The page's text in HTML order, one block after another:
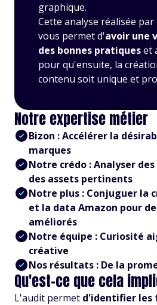
graphique.
Cette analyse réalisée
vous permet d'avoir une
des bonnes pratiqueset
pour qu'ensuite, la
contenu soit unique et
Notre expertise métier
Bizon : Accélérer la
marques
Notre crédo : Analyser
des assets pertinents
Notre plus : Conjuguer la
et la data Amazon pour
améliorés
Notre équipe : Curiosité
créative
Nos résultats : De la
Qu'est-ce que cela
L'audit permet d'identifier les